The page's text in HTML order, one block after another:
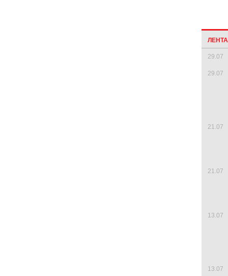
29.07
29.07
21.07
21.07
13.07
13.07